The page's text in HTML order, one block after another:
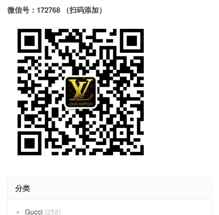
微信号：172768 （扫码添加）
分类
Gucci (258)